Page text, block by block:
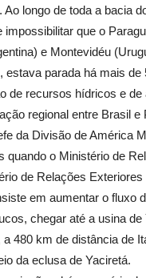
longo de toda a bacia
que o
e Montevidéu
parada há mais
de recursos hídricos e de
regional entre Brasil e
da Divisão de América
o Ministério de
de Relações
em aumentar o fluxo
chegar até a usina
480 km de distância de
da eclusa de Yaciretá.